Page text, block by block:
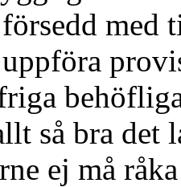
så bra det
ej må